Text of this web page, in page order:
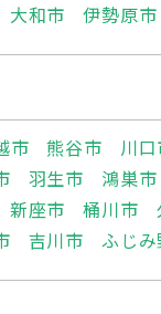
大和市 伊勢原市
市 熊谷市 川
羽生市 鴻巣市
新座市 桶川市
吉川市 ふじ